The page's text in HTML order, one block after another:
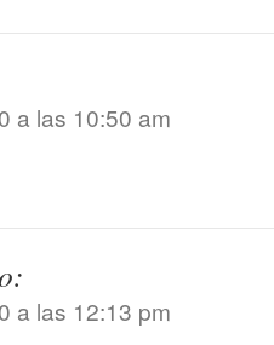
a las 10:50 am
a las 12:13 pm